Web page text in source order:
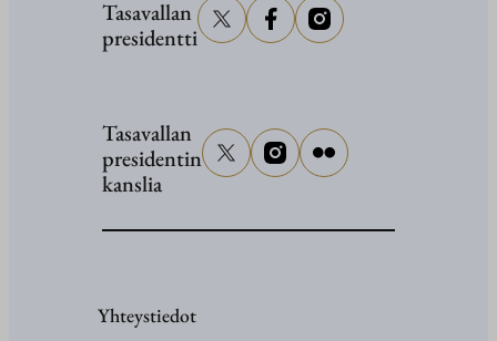
Tasavallan
presidentti
Tasavallan
presidentin
kanslia
Yhteystiedot